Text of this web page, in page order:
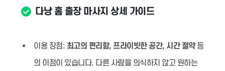
다낭 홈 출장 마사지 상세 가이드
이용 장점: 최고의 편리함, 프라이빗한 공간, 시간 절약등
의 이점이 있습니다. 다른 사람을 의식하지 않고 원하는